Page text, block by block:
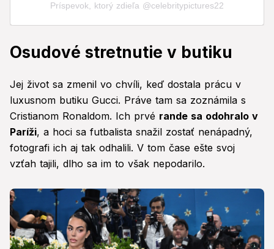
Príspevok, ktorý zdieľa @celebritypictures22
Osudové stretnutie v butiku
Jej život sa zmenil vo chvíli, keď dostala prácu v
luxusnom butiku Gucci. Práve tam sa zoznámila s
Cristianom Ronaldom. Ich prvé rande sa odohralo v
Paríži, a hoci sa futbalista snažil zostať nenápadný,
fotografi ich aj tak odhalili. V tom čase ešte svoj
vzťah tajili, dlho sa im to však nepodarilo.